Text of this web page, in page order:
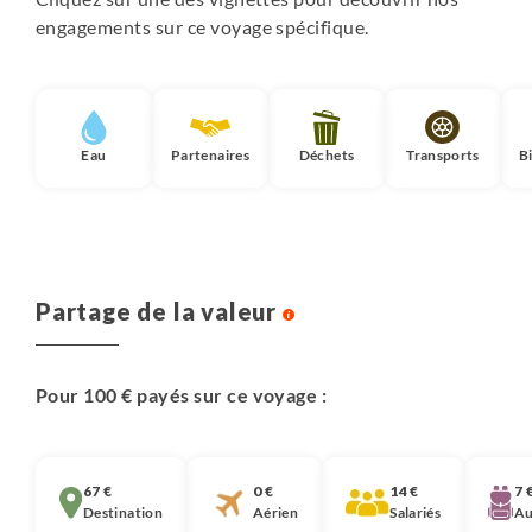
engagements sur ce voyage spécifique.
Eau Partenaires Déchets Transports
Partage de la valeur
Pour 100 € payés sur ce voyage :
67 €
Destination
0 €
Aérien
14 €
Salariés
7